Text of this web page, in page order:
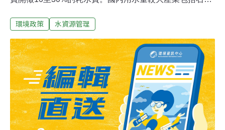
103年統計資料，每月用水量大於1000度用戶共計5886用
案，經濟部收費級距為1000至3000度，SPA、洗車業者、
大部分旅館業者落在此級距，隨水費附徵10%；每月用水
3000至6000度的中小型製造業，加徵20%；用水6000度
以上大型製造業，加徵30%。經濟部指出，屆時一年可收
到16億元的耗水費，「這筆錢不會進到國庫，以基金方式
運作專款專用。」
環境政策 水資源管理